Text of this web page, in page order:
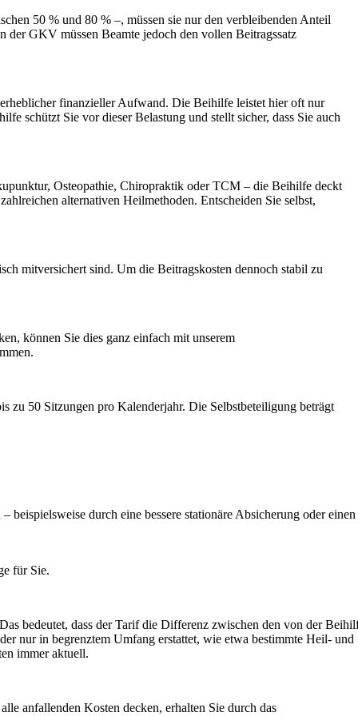
50 % und 80 % –, müssen sie nur den verbleibenden Anteil
der GKV müssen Beamte jedoch den vollen Beitragssatz
finanzieller Aufwand. Die Beihilfe leistet hier oft nur
schützt Sie vor dieser Belastung und stellt sicher, dass Sie auch
Osteopathie, Chiropraktik oder TCM – die Beihilfe deckt
alternativen Heilmethoden. Entscheiden Sie selbst,
mitversichert sind. Um die Beitragskosten dennoch stabil zu
können Sie dies ganz einfach mit unserem
zu 50 Sitzungen pro Kalenderjahr. Die Selbstbeteiligung beträgt
durch eine bessere stationäre Absicherung oder einen
für Sie.
bedeutet, dass der Tarif die Differenz zwischen den von der
nur in begrenztem Umfang erstattet, wie etwa bestimmte Heil- und
immer aktuell.
anfallenden Kosten decken, erhalten Sie durch das